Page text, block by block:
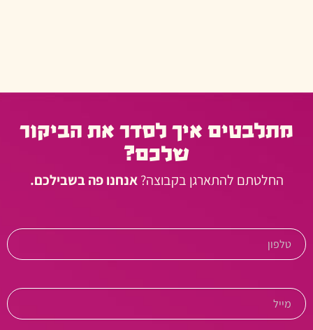
מתלבטים איך לסדר את הביקור
שלכם?
החלטתם להתארגן בקבוצה?אנחנו פה בשבילכם.